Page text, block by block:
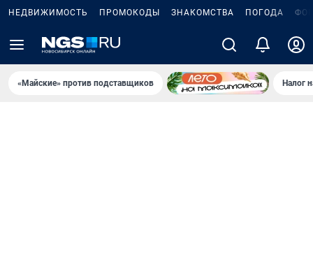
НЕДВИЖИМОСТЬ ПРОМОКОДЫ ЗНАКОМСТВА ПОГОДА
«Майские» против подставщиков Налог